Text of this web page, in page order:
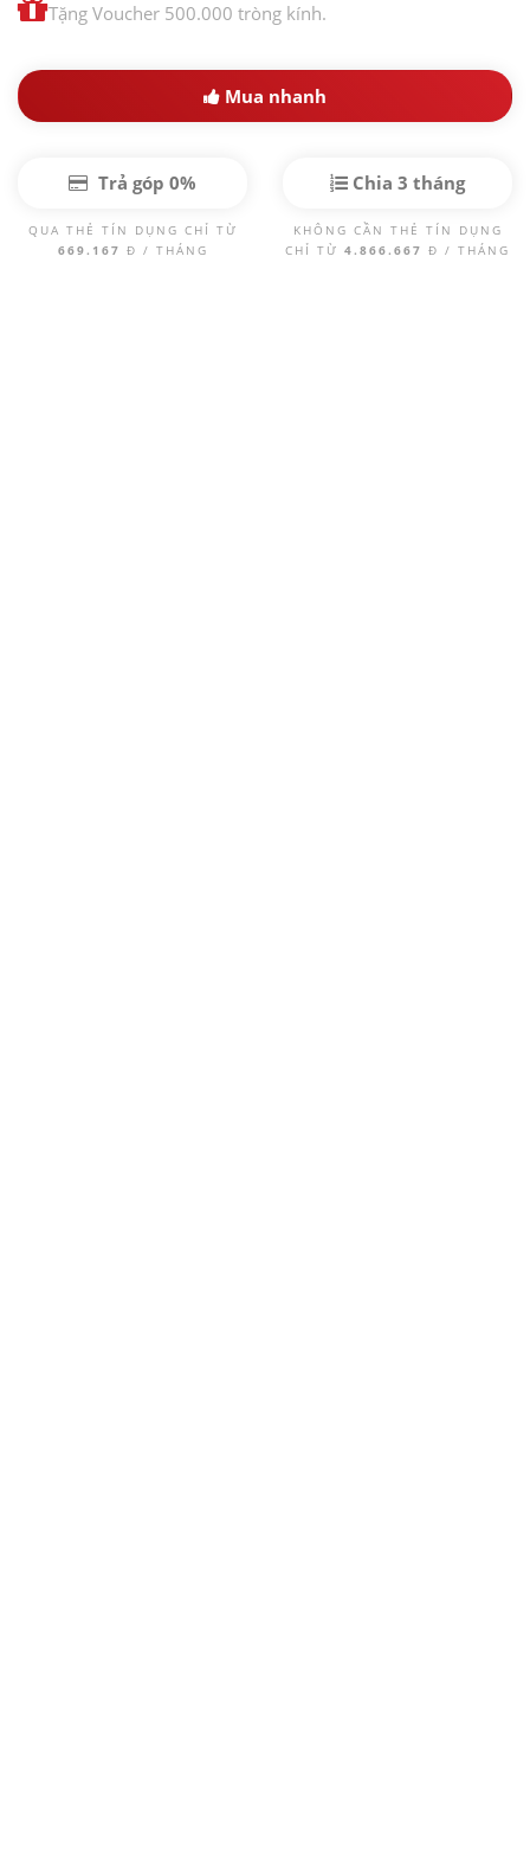
Tặng Voucher 500.000 tròng kính.
Mua nhanh
Trả góp 0%
QUA THẺ TÍN DỤNG CHỈ TỪ
669.167 Đ / THÁNG
Chia 3 tháng
KHÔNG CẦN THẺ TÍN DỤNG
CHỈ TỪ 4.866.667 Đ / THÁNG